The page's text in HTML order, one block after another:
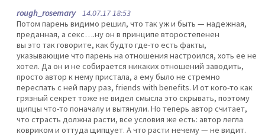
rough_rosemary14.07.17 18:53
Потом парень видимо решил, что так уж и быть — надежная,
преданная, а секс….ну он в принципе второстепенен
вы это так говорите, как будто где-то есть факты,
указывающие что парень на отношения настроился, хоть ее не
хотел. Да он и не собирается никаких отношений заводить,
просто автор к нему пристала, а ему было не стремно
переспать с ней пару раз, friends with benefits. И от кого-то как
грязный секрет тоже не видел смысла это скрывать, поэтому
щипцы что-то поначалу и вытянули. Но теперь автор считает,
что страсть должна расти, все условия же есть: автор легла
ковриком и оттуда щипцует. А что расти нечему — не видит.